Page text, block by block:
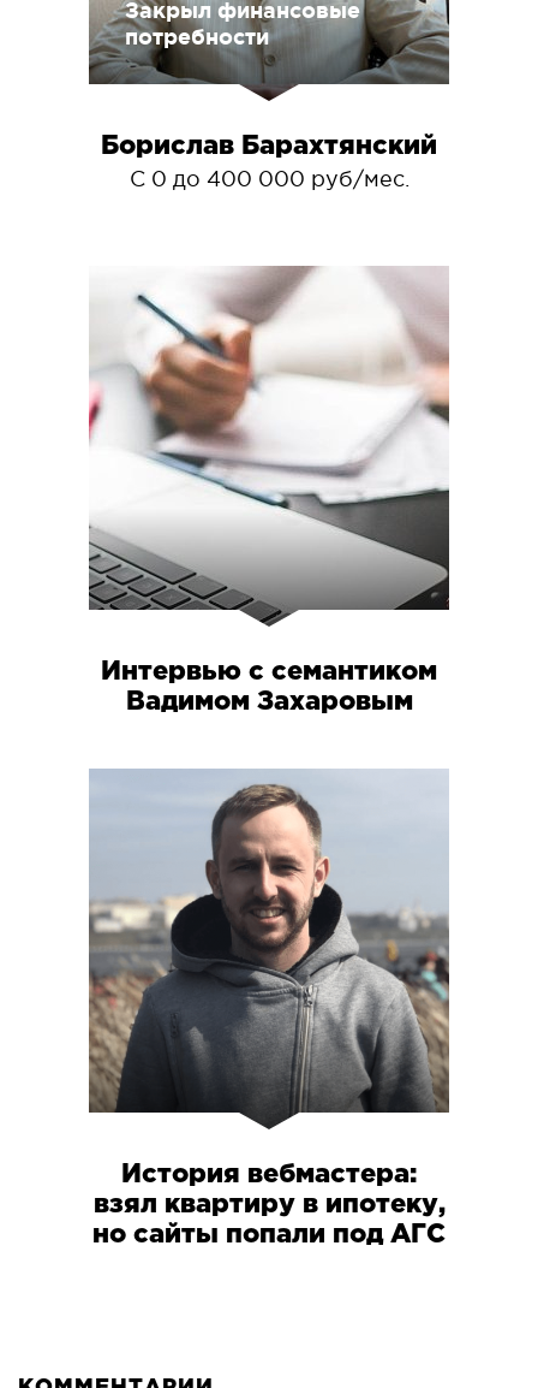
Закрыл финансовые
потребности
Борислав Барахтянский
С 0 до 400 000 руб/мес.
Интервью с семантиком
Вадимом Захаровым
История вебмастера:
взял квартиру в ипотеку,
но сайты попали под АГС